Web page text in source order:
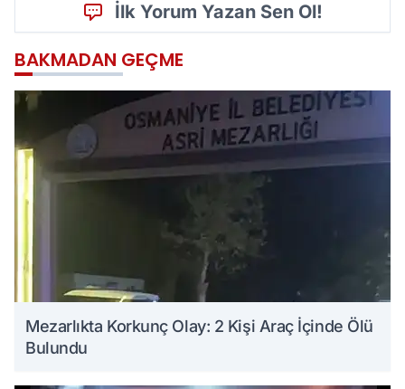
İlk Yorum Yazan Sen Ol!
BAKMADAN GEÇME
Mezarlıkta Korkunç Olay: 2 Kişi Araç İçinde Ölü
Bulundu